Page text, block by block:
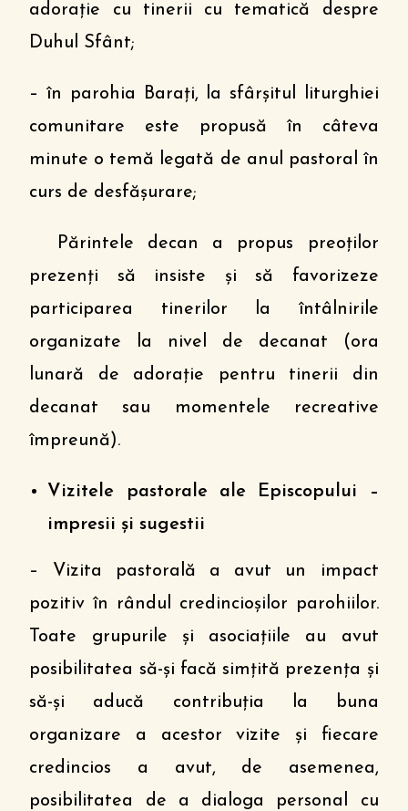
adorație cu tinerii cu tematică despre
Duhul Sfânt;
– în parohia Barați, la sfârșitul liturghiei
comunitare este propusă în câteva
minute o temă legată de anul pastoral în
curs de desfășurare;
Părintele decan a propus preoților
prezenți să insiste și să favorizeze
participarea tinerilor la întâlnirile
organizate la nivel de decanat (ora
lunară de adorație pentru tinerii din
decanat sau momentele recreative
împreună).
Vizitele pastorale ale Episcopului –
impresii și sugestii
– Vizita pastorală a avut un impact
pozitiv în rândul credincioșilor parohiilor.
Toate grupurile și asociațiile au avut
posibilitatea să-și facă simțită prezența și
să-și aducă contribuţia la buna
organizare a acestor vizite și fiecare
credincios a avut, de asemenea,
posibilitatea de a dialoga personal cu